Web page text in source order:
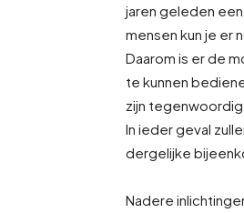
jaren geleden
mensen kun je er
Daarom is er de
te kunnen
zijn
In ieder geval
dergelijke
Nadere